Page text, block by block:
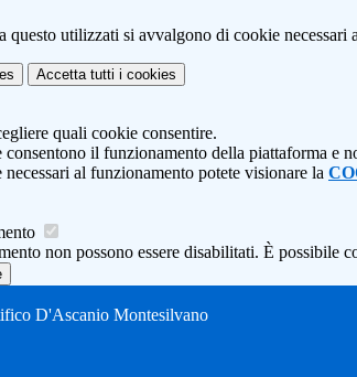
questo utilizzati si avvalgono di cookie
Accetta tutti i cookies
quali cookie consentire.
il funzionamento della piattaforma e
al funzionamento potete visionare la
non possono essere disabilitati. È possibile
D'Ascanio Montesilvano